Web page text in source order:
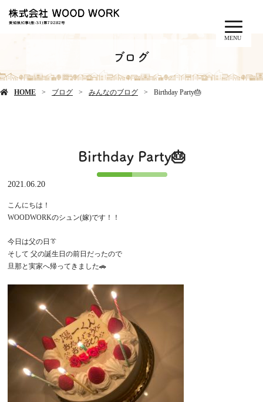
MENU
ブログ
HOME ブログ みんなのブログ Birthday Party🎂
Birthday Party🎂
2021.06.20
こんにちは！
WOODWORKのシュン(嫁)です！！
今日は父の日👔
そして 父の誕生日の前日だったので
旦那と実家へ帰ってきました🚗